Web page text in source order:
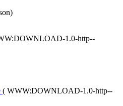
1.0-http--
( WWW:DOWNLOAD-1.0-http--